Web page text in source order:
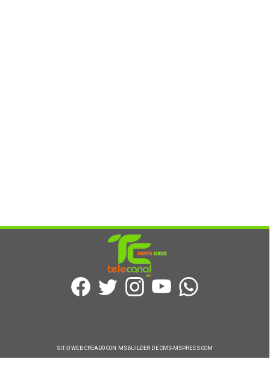
SITIO WEB CREADO CON MSBUILDER DE CMS-MSPRESS.COM